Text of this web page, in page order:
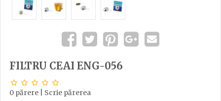
FILTRU CEAI ENG-056
0 părere Scrie părerea